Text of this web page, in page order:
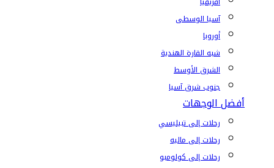
آسيا الوسطى
أوروبا
شبه القارة الهندية
الشرق الأوسط
جنوب شرق آسيا
أفضل الوجهات
رحلات إلى تبيليسي
رحلات إلى ماليه
رحلات إلى كولومبو